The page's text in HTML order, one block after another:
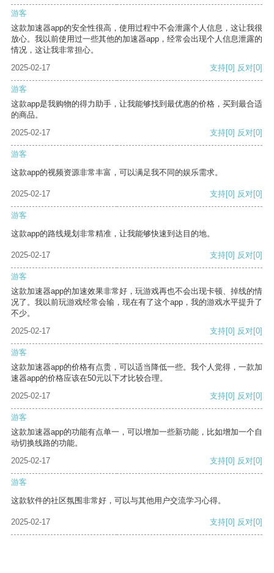
游客
这款加速器app的安全性很高，使用过程中不会泄露个人信息，这让我很
放心。我以前使用过一些其他的加速器app，经常会出现个人信息泄露的
情况，这让我非常担心。
2025-02-17
支持[0] 反对[0]
游客
这款app是我购物的得力助手，让我能够找到最优惠的价格，买到最合适
的商品。
2025-02-17
支持[0] 反对[0]
游客
这款app的视频资源非常丰富，可以满足我不同的娱乐需求。
2025-02-17 支持[0] 反对[0]
游客
这款app的路线规划非常精准，让我能够快速到达目的地。
2025-02-17 支持[0] 反对[0]
游客
这款加速器app的加速效果非常好，玩游戏再也不会出现卡顿、掉线的情
况了。我以前玩游戏经常会输，现在有了这个app，我的游戏水平提升了
不少。
2025-02-17
支持[0] 反对[0]
游客
这款加速器app的价格有点贵，可以适当降低一些。我个人觉得，一款加
速器app的价格应该在50元以下才比较合理。
2025-02-17
支持[0] 反对[0]
游客
这款加速器app的功能有点单一，可以增加一些新功能，比如增加一个自
动切换线路的功能。
2025-02-17
支持[0] 反对[0]
游客
这款软件的社区氛围非常好，可以与其他用户交流学习心得。
2025-02-17 支持[0] 反对[0]